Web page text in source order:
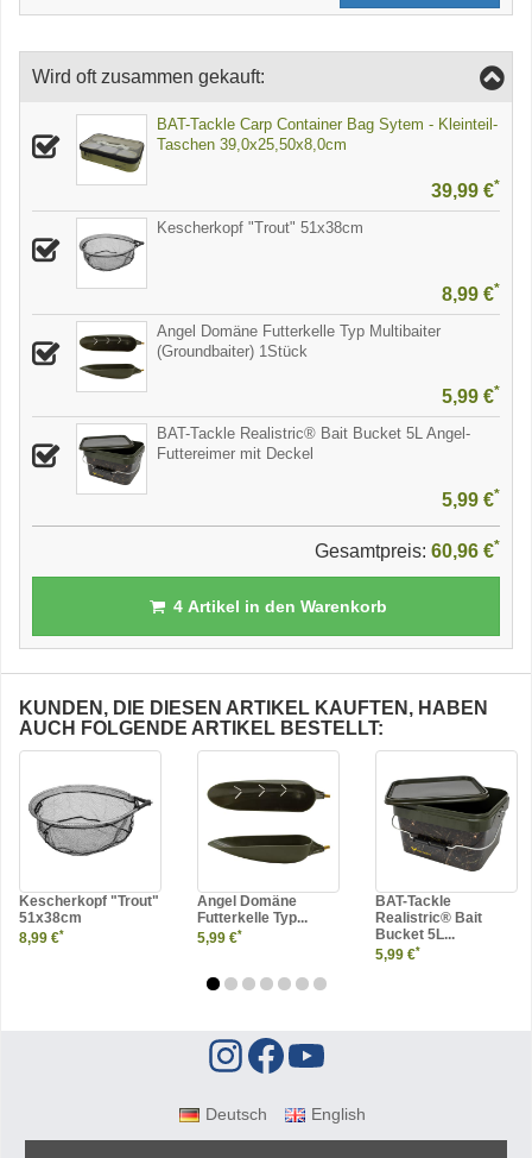
Wird oft zusammen gekauft:
BAT-Tackle Carp Container Bag Sytem - Kleinteil-
Taschen 39,0x25,50x8,0cm
39,99 €*
Kescherkopf "Trout" 51x38cm
8,99 €*
Angel Domäne Futterkelle Typ Multibaiter
(Groundbaiter) 1Stück
5,99 €*
BAT-Tackle Realistric® Bait Bucket 5L Angel-
Futtereimer mit Deckel
5,99 €*
Gesamtpreis: 60,96 €*
4Artikel in den Warenkorb
KUNDEN, DIE DIESEN ARTIKEL KAUFTEN, HABEN
AUCH FOLGENDE ARTIKEL BESTELLT:
Kescherkopf "Trout"
51x38cm
8,99 €*
Angel Domäne
Futterkelle Typ...
5,99 €*
BAT-Tackle
Realistric® Bait
Bucket 5L...
5,99 €*
Deutsch English